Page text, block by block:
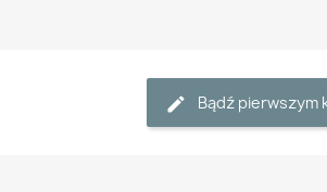
Bądź pierwszym